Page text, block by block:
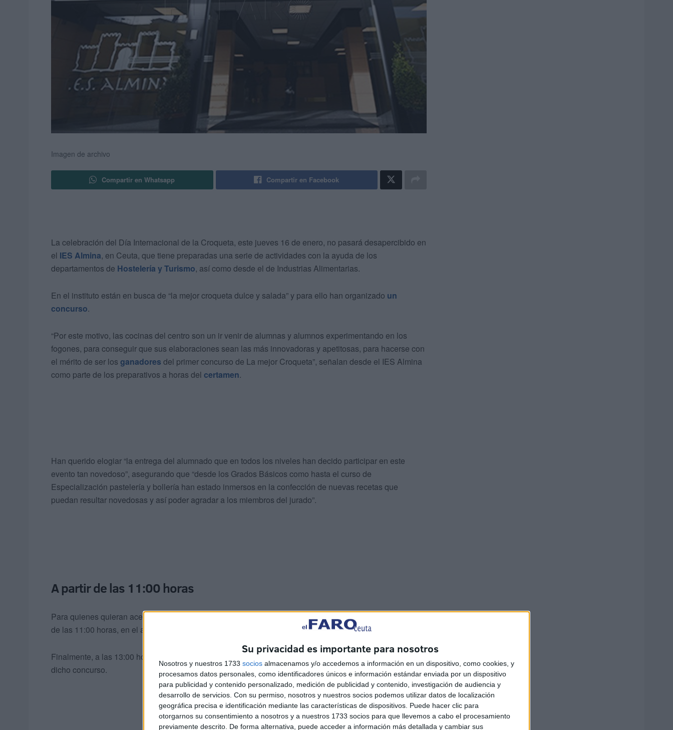
Su privacidad es importante para nosotros
Nosotros y nuestros 1733 socios almacenamos y/o accedemos a información en un dispositivo, como cookies, y
procesamos datos personales, como identificadores únicos e información estándar enviada por un dispositivo
para publicidad y contenido personalizado, medición de publicidad y contenido, investigación de audiencia y
desarrollo de servicios. Con su permiso, nosotros y nuestros socios podemos utilizar datos de localización
geográfica precisa e identificación mediante las características de dispositivos. Puede hacer clic para
otorgarnos su consentimiento a nosotros y a nuestros 1733 socios para que llevemos a cabo el procesamiento
previamente descrito. De forma alternativa, puede acceder a información más detallada y cambiar sus
Imagen de archivo
Compartir en Whatsapp Compartir en Facebook
La celebración del Día Internacional de la Croqueta, este jueves 16 de enero, no pasará desapercibido en
el IES Almina, en Ceuta, que tiene preparadas una serie de actividades con la ayuda de los
departamentos de Hostelería y Turismo, así como desde el de Industrias Alimentarias.
En el instituto están en busca de “la mejor croqueta dulce y salada” y para ello han organizado un
concurso.
“Por este motivo, las cocinas del centro son un ir venir de alumnas y alumnos experimentando en los
fogones, para conseguir que sus elaboraciones sean las más innovadoras y apetitosas, para hacerse con
el mérito de ser los ganadores del primer concurso de La mejor Croqueta”, señalan desde el IES Almina
como parte de los preparativos a horas del certamen.
Han querido elogiar “la entrega del alumnado que en todos los niveles han decido participar en este
evento tan novedoso”, asegurando que “desde los Grados Básicos como hasta el curso de
Especialización pastelería y bollería han estado inmersos en la confección de nuevas recetas que
puedan resultar novedosas y así poder agradar a los miembros del jurado”.
A partir de las 11:00 horas
Para quienes quieran acercarse, la actividad se estará llevando a cabo este jueves 16 de enero, a partir
de las 11:00 horas, en el aula/taller de Restaurante/Cafetería.
Finalmente, a las 13:00 horas será el momento más esperado porque se dará a conocer el ganador del
dicho concurso.